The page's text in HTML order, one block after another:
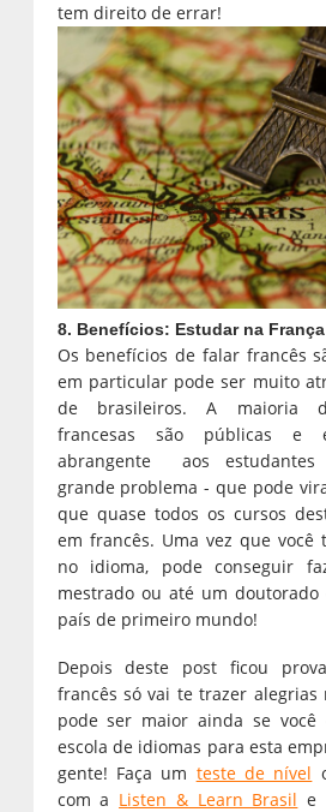
tem direito de errar!
8. Benefícios: Estudar na França
Os benefícios de falar francês
em particular pode ser muito
de brasileiros. A maioria
francesas são públicas e
abrangente aos estudantes
grande problema - que pode
que quase todos os cursos
em francês. Uma vez que você
no idioma, pode conseguir
mestrado ou até um
país de primeiro mundo!
Depois deste post ficou
francês só vai te trazer alegrias
pode ser maior ainda se você
escola de idiomas para esta
gente! Faça um teste de nível
com a Listen & Learn Brasil e